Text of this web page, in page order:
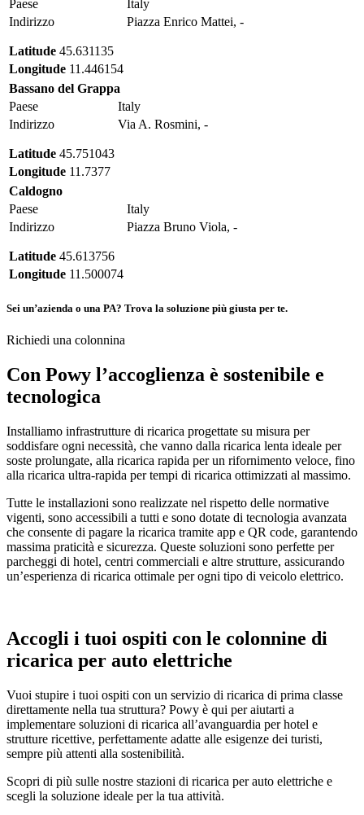
Paese
Italy
Indirizzo
Piazza Enrico Mattei, -
Latitude 45.631135
Longitude 11.446154
Bassano del Grappa
Paese
Italy
Indirizzo
Via A. Rosmini, -
Latitude 45.751043
Longitude 11.7377
Caldogno
Paese
Italy
Indirizzo
Piazza Bruno Viola, -
Latitude 45.613756
Longitude 11.500074
Sei un’azienda o una PA? Trova la soluzione più giusta per te.
Richiedi una colonnina
Con Powy l’accoglienza è sostenibile e
tecnologica
Installiamo infrastrutture di ricarica progettate su misura per
soddisfare ogni necessità, che vanno dalla ricarica lenta ideale per
soste prolungate, alla ricarica rapida per un rifornimento veloce, fino
alla ricarica ultra-rapida per tempi di ricarica ottimizzati al massimo.
Tutte le installazioni sono realizzate nel rispetto delle normative
vigenti, sono accessibili a tutti e sono dotate di tecnologia avanzata
che consente di pagare la ricarica tramite app e QR code, garantendo
massima praticità e sicurezza. Queste soluzioni sono perfette per
parcheggi di hotel, centri commerciali e altre strutture, assicurando
un’esperienza di ricarica ottimale per ogni tipo di veicolo elettrico.
Accogli i tuoi ospiti con le colonnine di
ricarica per auto elettriche
Vuoi stupire i tuoi ospiti con un servizio di ricarica di prima classe
direttamente nella tua struttura? Powy è qui per aiutarti a
implementare soluzioni di ricarica all’avanguardia per hotel e
strutture ricettive, perfettamente adatte alle esigenze dei turisti,
sempre più attenti alla sostenibilità.
Scopri di più sulle nostre stazioni di ricarica per auto elettriche e
scegli la soluzione ideale per la tua attività.